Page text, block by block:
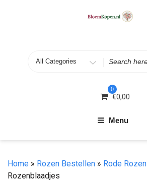
0
€0,00
Menu
Home » Rozen Bestellen » Rode Rozen
Rozenblaadjes